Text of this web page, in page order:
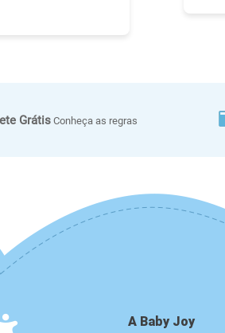
Grátis Conheça as regras
A Baby Joy